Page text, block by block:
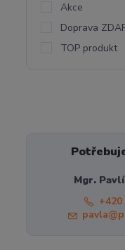
Akce
Doprava
TOP produkt
Mgr.
+420